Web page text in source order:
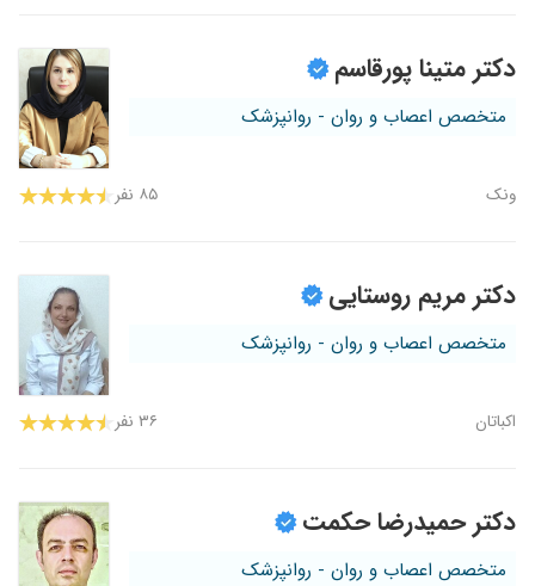
دکتر متینا پورقاسم
متخصص اعصاب و روان - روانپزشک
ونک ۸۵ نفر
دکتر مریم روستایی
متخصص اعصاب و روان - روانپزشک
اکباتان ۳۶ نفر
دکتر حمیدرضا حکمت
متخصص اعصاب و روان - روانپزشک